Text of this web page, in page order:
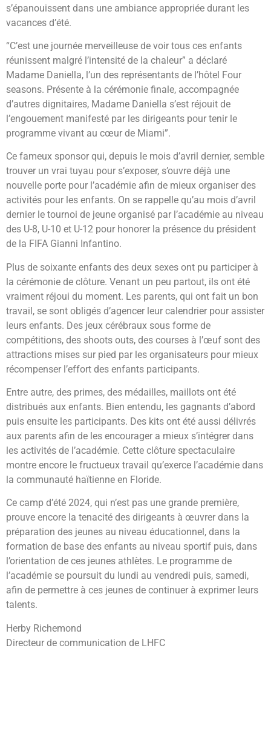
s’épanouissent dans une ambiance appropriée durant les
vacances d’été.
“C’est une journée merveilleuse de voir tous ces enfants
réunissent malgré l’intensité de la chaleur” a déclaré
Madame Daniella, l’un des représentants de l’hôtel Four
seasons. Présente à la cérémonie finale, accompagnée
d’autres dignitaires, Madame Daniella s’est réjouit de
l’engouement manifesté par les dirigeants pour tenir le
programme vivant au cœur de Miami”.
Ce fameux sponsor qui, depuis le mois d’avril dernier, semble
trouver un vrai tuyau pour s’exposer, s’ouvre déjà une
nouvelle porte pour l’académie afin de mieux organiser des
activités pour les enfants. On se rappelle qu’au mois d’avril
dernier le tournoi de jeune organisé par l’académie au niveau
des U-8, U-10 et U-12 pour honorer la présence du président
de la FIFA Gianni Infantino.
Plus de soixante enfants des deux sexes ont pu participer à
la cérémonie de clôture. Venant un peu partout, ils ont été
vraiment réjoui du moment. Les parents, qui ont fait un bon
travail, se sont obligés d’agencer leur calendrier pour assister
leurs enfants. Des jeux cérébraux sous forme de
compétitions, des shoots outs, des courses à l’œuf sont des
attractions mises sur pied par les organisateurs pour mieux
récompenser l’effort des enfants participants.
Entre autre, des primes, des médailles, maillots ont été
distribués aux enfants. Bien entendu, les gagnants d’abord
puis ensuite les participants. Des kits ont été aussi délivrés
aux parents afin de les encourager a mieux s’intégrer dans
les activités de l’académie. Cette clôture spectaculaire
montre encore le fructueux travail qu’exerce l’académie dans
la communauté haïtienne en Floride.
Ce camp d’été 2024, qui n’est pas une grande première,
prouve encore la tenacité des dirigeants à œuvrer dans la
préparation des jeunes au niveau éducationnel, dans la
formation de base des enfants au niveau sportif puis, dans
l’orientation de ces jeunes athlètes. Le programme de
l’académie se poursuit du lundi au vendredi puis, samedi,
afin de permettre à ces jeunes de continuer à exprimer leurs
talents.
Herby Richemond
Directeur de communication de LHFC